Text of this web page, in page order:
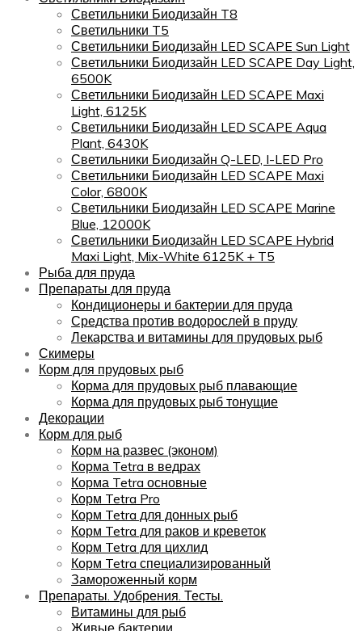
Светильники Биодизайн T8
Светильники T5
Светильники Биодизайн LED SCAPE Sun Light
Светильники Биодизайн LED SCAPE Day Light,
6500K
Светильники Биодизайн LED SCAPE Maxi
Light, 6125K
Светильники Биодизайн LED SCAPE Aqua
Plant, 6430K
Светильники Биодизайн Q-LED, I-LED Pro
Светильники Биодизайн LED SCAPE Maxi
Color, 6800K
Светильники Биодизайн LED SCAPE Marine
Blue, 12000K
Светильники Биодизайн LED SCAPE Hybrid
Maxi Light, Mix-White 6125K + T5
Рыба для пруда
Препараты для пруда
Кондиционеры и бактерии для пруда
Средства против водорослей в пруду
Лекарства и витамины для прудовых рыб
Скимеры
Корм для прудовых рыб
Корма для прудовых рыб плавающие
Корма для прудовых рыб тонущие
Декорации
Корм для рыб
Корм на развес (эконом)
Корма Tetra в ведрах
Корма Tetra основные
Корм Tetra Pro
Корм Tetra для донных рыб
Корм Tetra для раков и креветок
Корм Tetra для цихлид
Корм Tetra специализированный
Замороженный корм
Препараты. Удобрения. Тесты.
Витамины для рыб
Живые бактерии